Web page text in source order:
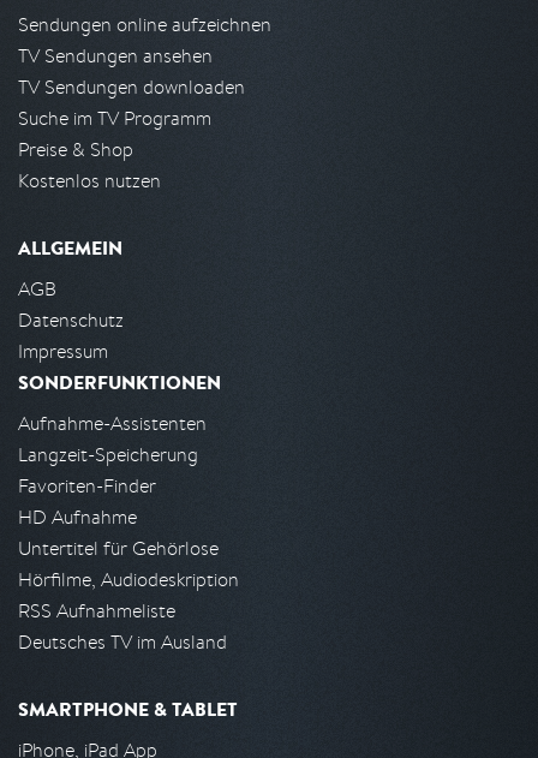
Sendungen online aufzeichnen
TV Sendungen ansehen
TV Sendungen downloaden
Suche im TV Programm
Preise & Shop
Kostenlos nutzen
ALLGEMEIN
AGB
Datenschutz
Impressum
SONDERFUNKTIONEN
Aufnahme-Assistenten
Langzeit-Speicherung
Favoriten-Finder
HD Aufnahme
Untertitel für Gehörlose
Hörfilme, Audiodeskription
RSS Aufnahmeliste
Deutsches TV im Ausland
SMARTPHONE & TABLET
iPhone, iPad App